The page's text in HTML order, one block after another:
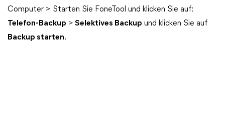
Computer > Starten Sie FoneTool und klicken Sie auf:
Telefon-Backup > Selektives Backup und klicken Sie auf
Backup starten.